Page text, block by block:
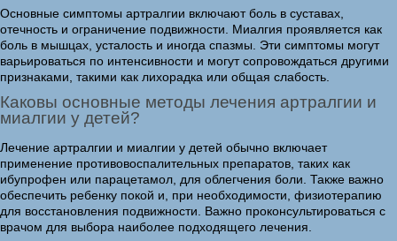
Основные симптомы артралгии включают боль в суставах,
отечность и ограничение подвижности. Миалгия проявляется как
боль в мышцах, усталость и иногда спазмы. Эти симптомы могут
варьироваться по интенсивности и могут сопровождаться другими
признаками, такими как лихорадка или общая слабость.
Каковы основные методы лечения артралгии и
миалгии у детей?
Лечение артралгии и миалгии у детей обычно включает
применение противовоспалительных препаратов, таких как
ибупрофен или парацетамол, для облегчения боли. Также важно
обеспечить ребенку покой и, при необходимости, физиотерапию
для восстановления подвижности. Важно проконсультироваться с
врачом для выбора наиболее подходящего лечения.